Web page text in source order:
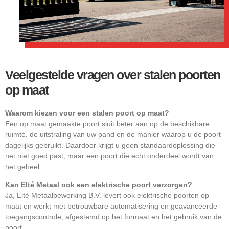
Veelgestelde vragen over stalen poorten
op maat
Waarom kiezen voor een stalen poort op maat?
Een op maat gemaakte poort sluit beter aan op de beschikbare
ruimte, de uitstraling van uw pand en de manier waarop u de poort
dagelijks gebruikt. Daardoor krijgt u geen standaardoplossing die
net niet goed past, maar een poort die echt onderdeel wordt van
het geheel.
Kan Elté Metaal ook een elektrische poort verzorgen?
Ja, Elté Metaalbewerking B.V. levert ook elektrische poorten op
maat en werkt met betrouwbare automatisering en geavanceerde
toegangscontrole, afgestemd op het formaat en het gebruik van de